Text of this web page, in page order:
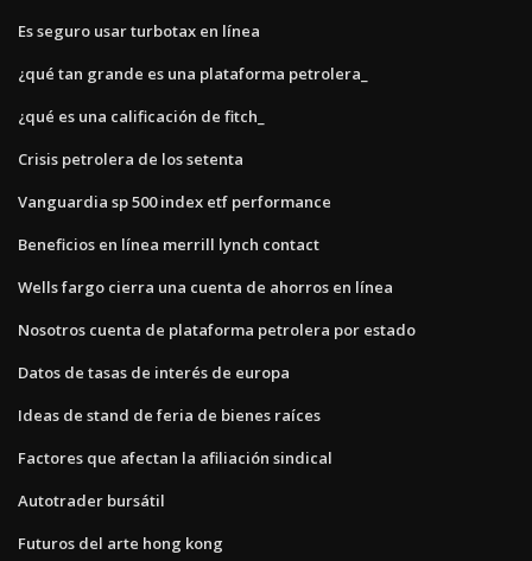
Es seguro usar turbotax en línea
¿qué tan grande es una plataforma petrolera_
¿qué es una calificación de fitch_
Crisis petrolera de los setenta
Vanguardia sp 500 index etf performance
Beneficios en línea merrill lynch contact
Wells fargo cierra una cuenta de ahorros en línea
Nosotros cuenta de plataforma petrolera por estado
Datos de tasas de interés de europa
Ideas de stand de feria de bienes raíces
Factores que afectan la afiliación sindical
Autotrader bursátil
Futuros del arte hong kong